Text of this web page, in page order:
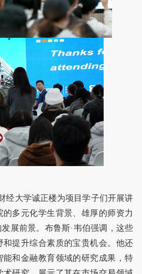
经大学诚正楼为项目学子们开展讲
多元化学生背景、雄厚的师资力
展前景。布鲁斯·韦伯强调，这些
提升综合素质的宝贵机会。他还
和金融教育领域的研究成果，特